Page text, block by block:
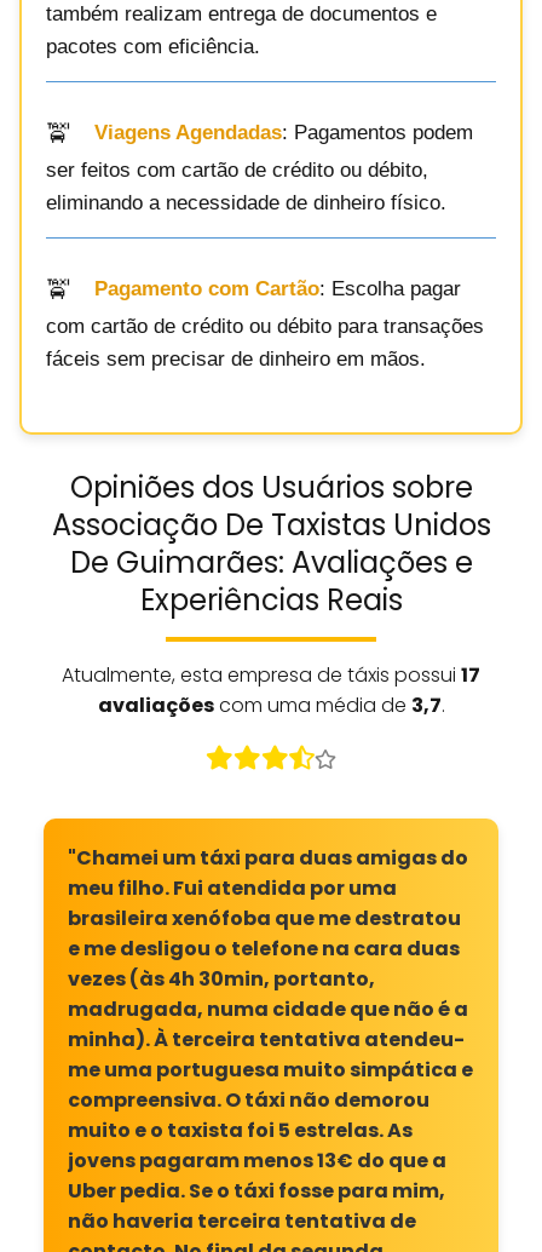
também realizam entrega de documentos e
pacotes com eficiência.
Viagens Agendadas: Pagamentos podem
ser feitos com cartão de crédito ou débito,
eliminando a necessidade de dinheiro físico.
Pagamento com Cartão: Escolha pagar
com cartão de crédito ou débito para transações
fáceis sem precisar de dinheiro em mãos.
Opiniões dos Usuários sobre
Associação De Taxistas Unidos
De Guimarães: Avaliações e
Experiências Reais
Atualmente, esta empresa de táxis possui 17
avaliaçõescom uma média de 3,7.
"Chamei um táxi para duas amigas do
meu filho. Fui atendida por uma
brasileira xenófoba que me destratou
e me desligou o telefone na cara duas
vezes (às 4h 30min, portanto,
madrugada, numa cidade que não é a
minha). À terceira tentativa atendeu-
me uma portuguesa muito simpática e
compreensiva. O táxi não demorou
muito e o taxista foi 5 estrelas. As
jovens pagaram menos 13€ do que a
Uber pedia. Se o táxi fosse para mim,
não haveria terceira tentativa de